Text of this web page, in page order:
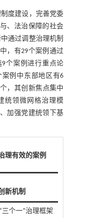
度建设，完善党委
、法治保障的社会
通过调整治理机制
，有29个案例通过
个案例进行重点论
例中东部地区有6
，其创新焦点集中
统领微网格治理模
加强党建统领下基
理有效的案例
新机制
“三个一”治理框架